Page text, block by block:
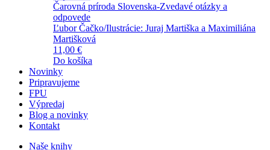
Čarovná príroda Slovenska-Zvedavé otázky a
odpovede
Ľubor Čačko/Ilustrácie: Juraj Martiška a Maximiliána
Martišková
11,00 €
Do košíka
Novinky
Pripravujeme
FPU
Výpredaj
Blog a novinky
Kontakt
Naše knihy